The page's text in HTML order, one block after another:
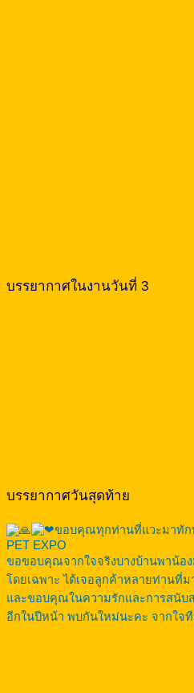
บรรยากาศในงานวันที่ 3
บรรยากาศวันสุดท้าย
ขอบคุณทุกท่านที่แวะมาทัก
PET EXPO
ขอขอบคุณจากใจจริงบางบ้านพาน้อง
โดยเฉพาะ ได้เจอลูกค้าหลายท่านที่
และขอบคุณในความรักและการสนับ
อีกในปีหน้า พบกันใหม่นะคะ จากใจที